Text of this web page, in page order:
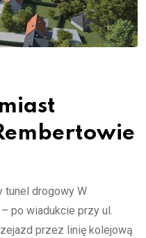
tunel drogowy W
po wiadukcie przy ul.
przez linię kolejową